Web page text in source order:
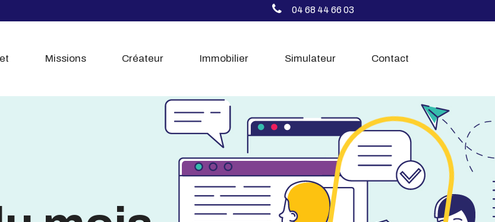
04 68 44 66 03
Missions Créateur Immobilier Simulateur Contact